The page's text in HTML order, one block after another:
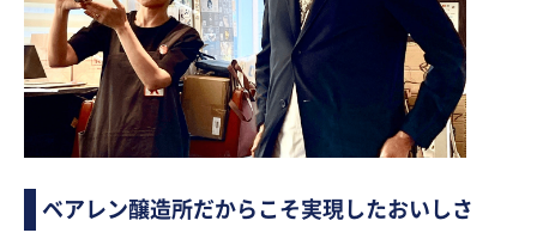
ベアレン醸造所だからこそ実現したおいしさ